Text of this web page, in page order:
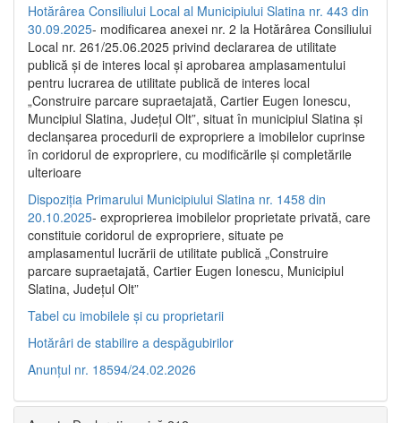
Hotărârea Consiliului Local al Municipiului Slatina nr. 443 din
30.09.2025- modificarea anexei nr. 2 la Hotărârea Consiliului
Local nr. 261/25.06.2025 privind declararea de utilitate
publică şi de interes local şi aprobarea amplasamentului
pentru lucrarea de utilitate publică de interes local
„Construire parcare supraetajată, Cartier Eugen Ionescu,
Muncipiul Slatina, Judeţul Olt”, situat în municipiul Slatina şi
declanşarea procedurii de expropriere a imobilelor cuprinse
în coridorul de expropriere, cu modificările şi completările
ulterioare
Dispoziția Primarului Municipiului Slatina nr. 1458 din
20.10.2025- exproprierea imobilelor proprietate privată, care
constituie coridorul de expropriere, situate pe
amplasamentul lucrării de utilitate publică „Construire
parcare supraetajată, Cartier Eugen Ionescu, Municipiul
Slatina, Județul Olt”
Tabel cu imobilele și cu proprietarii
Hotărâri de stabilire a despăgubirilor
Anunțul nr. 18594/24.02.2026